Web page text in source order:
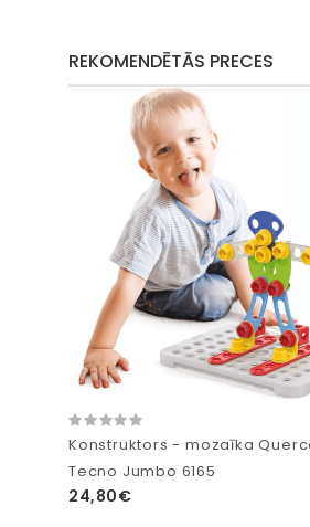
REKOMENDĒTĀS PRECES
Konstruktors - mozaīka
Tecno Jumbo 6165
24,80€